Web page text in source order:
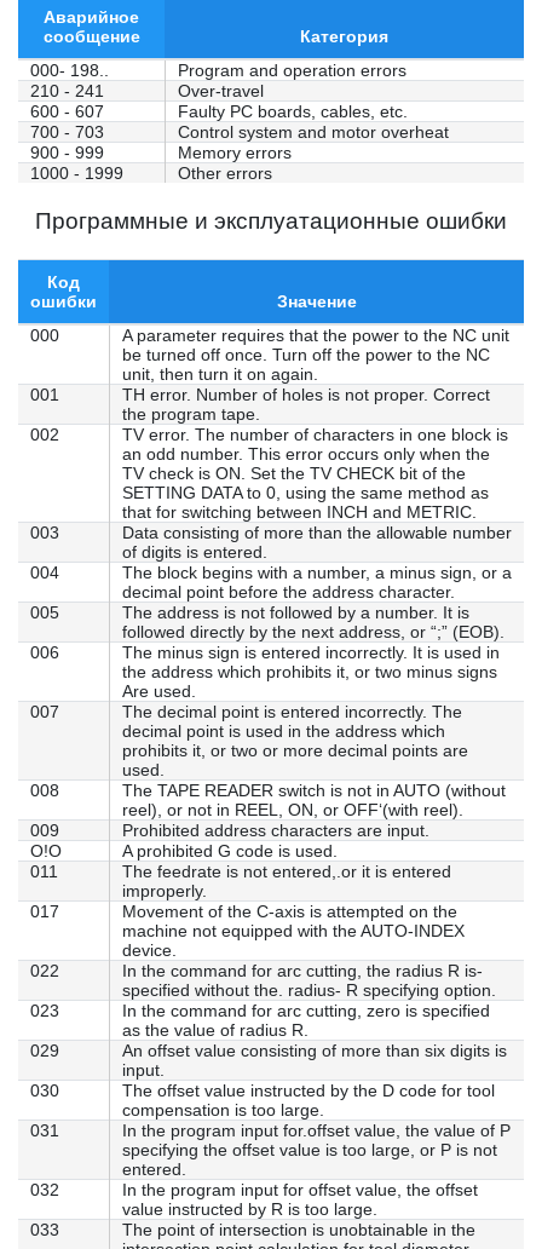
Аварийное
сообщение
Категория
000- 198..
Program and operation errors
210 - 241
Over-travel
600 - 607
Faulty PC boards, cables, etc.
700 - 703
Control system and motor overheat
900 - 999
Memory errors
1000 - 1999
Other errors
Программные и эксплуатационные ошибки
Код
ошибки
Значение
000
A parameter requires that the power to the NC unit
be turned off once. Turn off the power to the NC
unit, then turn it on again.
001
TH error. Number of holes is not proper. Correct
the program tape.
002
TV error. The number of characters in one block is
an odd number. This error occurs only when the
TV check is ON. Set the TV CHECK bit of the
SETTING DATA to 0, using the same method as
that for switching between INCH and METRIC.
003
Data consisting of more than the allowable number
of digits is entered.
004
The block begins with a number, a minus sign, or a
decimal point before the address character.
005
The address is not followed by a number. It is
followed directly by the next address, or “;” (EOB).
006
The minus sign is entered incorrectly. It is used in
the address which prohibits it, or two minus signs
Are used.
007
The decimal point is entered incorrectly. The
decimal point is used in the address which
prohibits it, or two or more decimal points are
used.
008
The TAPE READER switch is not in AUTO (without
reel), or not in REEL, ON, or OFF‘(with reel).
009
Prohibited address characters are input.
O!O
A prohibited G code is used.
011
The feedrate is not entered,.or it is entered
improperly.
017
Movement of the C-axis is attempted on the
machine not equipped with the AUTO-INDEX
device.
022
In the command for arc cutting, the radius R is-
specified without the. radius- R specifying option.
023
In the command for arc cutting, zero is specified
as the value of radius R.
029
An offset value consisting of more than six digits is
input.
030
The offset value instructed by the D code for tool
compensation is too large.
031
In the program input for.offset value, the value of P
specifying the offset value is too large, or P is not
entered.
032
In the program input for offset value, the offset
value instructed by R is too large.
033
The point of intersection is unobtainable in the